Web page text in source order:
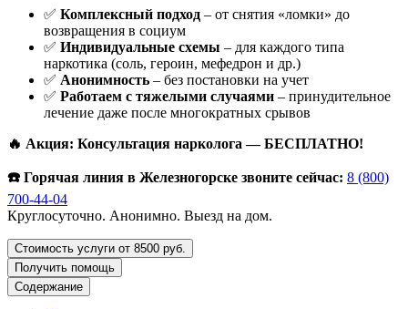
✅ Комплексный подход – от снятия «ломки» до
возвращения в социум
✅ Индивидуальные схемы – для каждого типа
наркотика (соль, героин, мефедрон и др.)
✅ Анонимность – без постановки на учет
✅ Работаем с тяжелыми случаями – принудительное
лечение даже после многократных срывов
🔥 Акция: Консультация нарколога — БЕСПЛАТНО!
☎️ Горячая линия в Железногорске звоните сейчас: 8 (800)
700-44-04
Круглосуточно. Анонимно. Выезд на дом.
Стоимость услуги от 8500 руб.
Получить помощь
Содержание